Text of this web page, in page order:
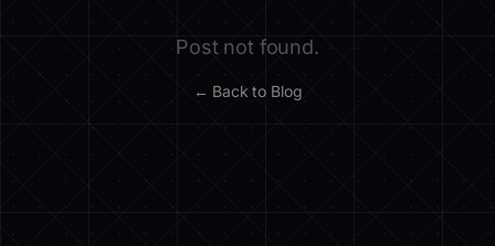
Post not found.
← Back to Blog